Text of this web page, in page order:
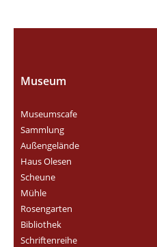
Museum
Museumscafe
Sammlung
Außengelände
Haus Olesen
Scheune
Mühle
Rosengarten
Bibliothek
Schriftenreihe